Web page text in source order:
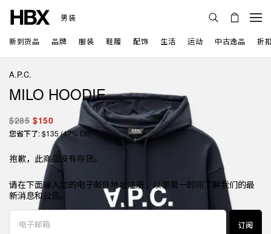
男装
新到货品 品牌 服装 鞋履 配饰 生活 运动 中古逸品 折
A.P.C.
MILO HOODIE
$285 $150
您省下了: $135 (47% Off)
抱歉，此商品没有存货。
请在下面输入您的电子邮件地址注册，以便第一时间了解我们的最
新消息和公告。
订阅